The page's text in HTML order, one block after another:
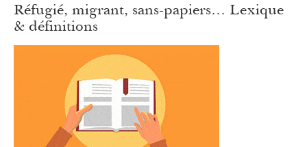
Réfugié, migrant, sans-papiers… Lexique
& définitions